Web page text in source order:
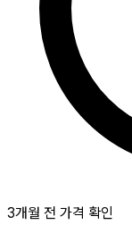
3개월 전 가격 확인